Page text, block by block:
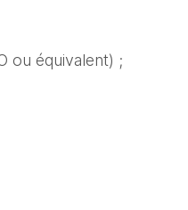
ou équivalent) ;